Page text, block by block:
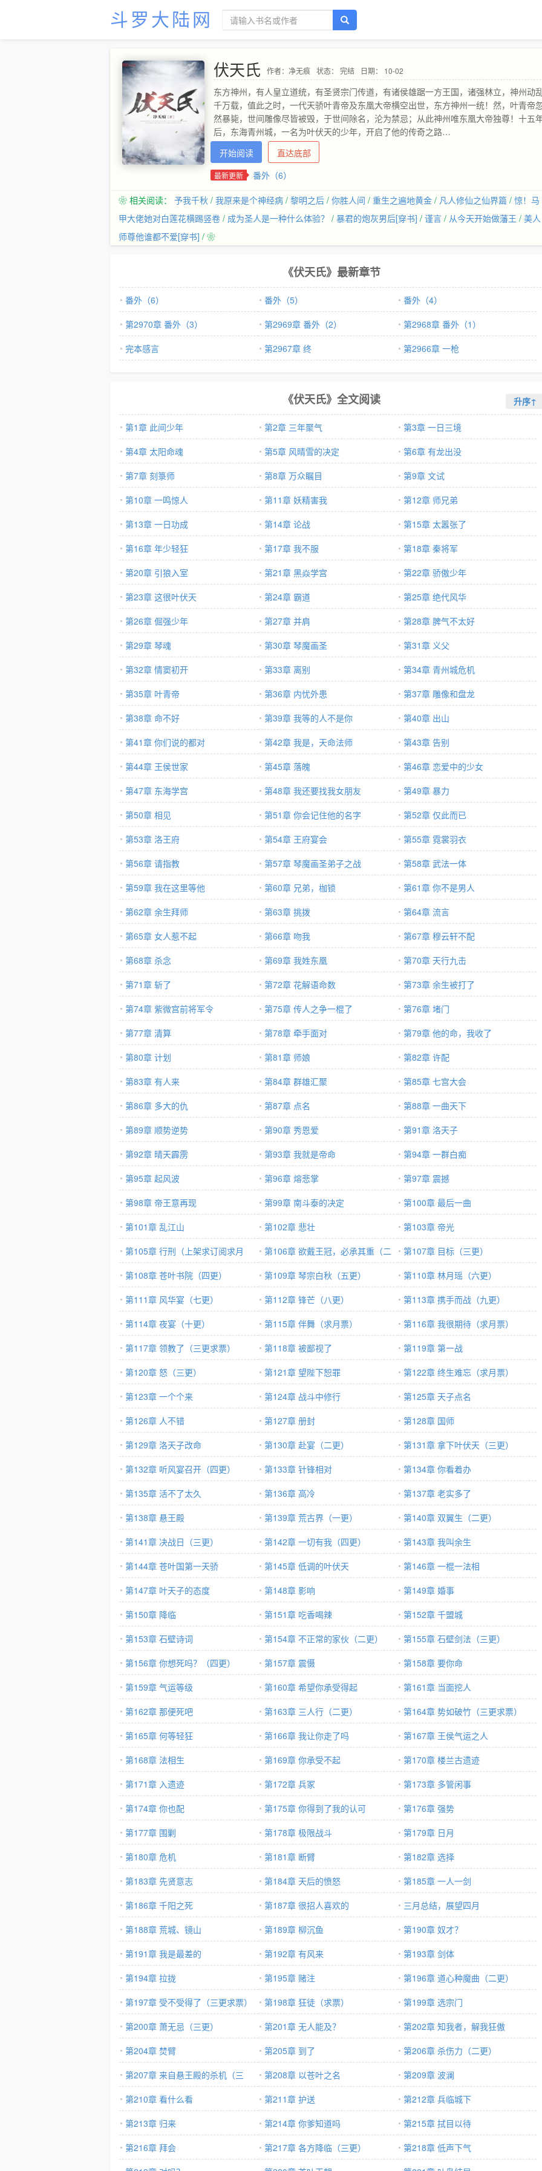
斗罗大陆网
伏天氏 作者：净无痕 状态： 完结 日期： 10-02
东方神州，有人皇立道统，有圣贤宗门传道，有诸侯雄踞一方王国，诸强林立，神州动
千万载，值此之时，一代天骄叶青帝及东凰大帝横空出世，东方神州一统！然，叶青帝
然暴毙，世间雕像尽皆被毁，于世间除名，沦为禁忌；从此神州唯东凰大帝独尊！十五
后，东海青州城，一名为叶伏天的少年，开启了他的传奇之路…
开始阅读
直达底部
最新更新 番外（6）
❀ 相关阅读： 予我千秋 / 我原来是个神经病 / 黎明之后 / 你胜人间 / 重生之遍地黄金 / 凡人修仙之仙界篇 / 惊！马
甲大佬她对白莲花横踢竖卷 / 成为圣人是一种什么体验？ / 暴君的炮灰男后[穿书] / 谨言 / 从今天开始做藩王 / 美人
师尊他谁都不爱[穿书] / ❀
《伏天氏》最新章节
番外（6） 番外（5）
番外（4）
第2970章 番外（3）
第2969章 番外（2）
第2968章 番外（1）
完本感言
第2967章 终 第2966章 一枪
《伏天氏》全文阅读 升序↑
第1章 此间少年 第2章 三年聚气
第3章 一日三境
第4章 太阳命魂
第5章 风晴雪的决定
第6章 有龙出没
第7章 刻箓师
第8章 万众瞩目
第9章 文试
第10章 一鸣惊人
第11章 妖精害我
第12章 师兄弟
第13章 一日功成
第14章 论战
第15章 太嚣张了
第16章 年少轻狂
第17章 我不服
第18章 秦将军
第20章 引狼入室
第21章 黑焱学宫
第22章 骄傲少年
第23章 这很叶伏天
第24章 霸道
第25章 绝代风华
第26章 倔强少年
第27章 并肩
第28章 脾气不太好
第29章 琴魂
第30章 琴魔画圣
第31章 义父
第32章 情窦初开
第33章 离别
第34章 青州城危机
第35章 叶青帝
第36章 内忧外患
第37章 雕像和盘龙
第38章 命不好
第39章 我等的人不是你
第40章 出山
第41章 你们说的都对
第42章 我是，天命法师
第43章 告别
第44章 王侯世家
第45章 落魄
第46章 恋爱中的少女
第47章 东海学宫
第48章 我还要找我女朋友
第49章 暴力
第50章 相见
第51章 你会记住他的名字
第52章 仅此而已
第53章 洛王府
第54章 王府宴会
第55章 霓裳羽衣
第56章 请指教
第57章 琴魔画圣弟子之战
第58章 武法一体
第59章 我在这里等他
第60章 兄弟，枷锁
第61章 你不是男人
第62章 余生拜师
第63章 挑拨
第64章 流言
第65章 女人惹不起
第66章 吻我
第67章 穆云轩不配
第68章 杀念
第69章 我姓东凰
第70章 天行九击
第71章 斩了
第72章 花解语命数
第73章 余生被打了
第74章 紫微宫前将军令
第75章 传人之争一棍了
第76章 堵门
第77章 清算
第78章 牵手面对
第79章 他的命，我收了
第80章 计划
第81章 师娘
第82章 许配
第83章 有人来
第84章 群雄汇聚
第85章 七宫大会
第86章 多大的仇
第87章 点名
第88章 一曲天下
第89章 顺势逆势
第90章 秀恩爱
第91章 洛天子
第92章 晴天霹雳
第93章 我就是帝命
第94章 一群白痴
第95章 起风波
第96章 熔悲掌
第97章 震撼
第98章 帝王意再现
第99章 南斗泰的决定
第100章 最后一曲
第101章 乱江山
第102章 悲壮
第103章 帝光
第105章 行刑（上架求订阅求月
票）
第106章 欲戴王冠，必承其重（二
更）
第107章 目标（三更）
第108章 苍叶书院（四更）
第109章 琴宗白秋（五更）
第110章 林月瑶（六更）
第111章 风华宴（七更）
第112章 锋芒（八更）
第113章 携手而战（九更）
第114章 夜宴（十更）
第115章 伴舞（求月票）
第116章 我很期待（求月票）
第117章 领教了（三更求票）
第118章 被鄙视了
第119章 第一战
第120章 怒（三更）
第121章 望陛下恕罪
第122章 终生难忘（求月票）
第123章 一个个来
第124章 战斗中修行
第125章 天子点名
第126章 人不错
第127章 册封
第128章 国师
第129章 洛天子改命
第130章 赴宴（二更）
第131章 拿下叶伏天（三更）
第132章 听风宴召开（四更）
第133章 针锋相对
第134章 你看着办
第135章 活不了太久
第136章 高冷
第137章 老实多了
第138章 悬王殿
第139章 荒古界（一更）
第140章 双翼生（二更）
第141章 决战日（三更）
第142章 一切有我（四更）
第143章 我叫余生
第144章 苍叶国第一天骄
第145章 低调的叶伏天
第146章 一棍一法相
第147章 叶天子的态度
第148章 影响
第149章 婚事
第150章 降临
第151章 吃香喝辣
第152章 千盟城
第153章 石壁诗词
第154章 不正常的家伙（二更）
第155章 石壁剑法（三更）
第156章 你想死吗？（四更）
第157章 震慑
第158章 要你命
第159章 气运等级
第160章 希望你承受得起
第161章 当面挖人
第162章 那便死吧
第163章 三人行（二更）
第164章 势如破竹（三更求票）
第165章 何等轻狂
第166章 我让你走了吗
第167章 王侯气运之人
第168章 法相生
第169章 你承受不起
第170章 楼兰古遗迹
第171章 入遗迹
第172章 兵冢
第173章 多管闲事
第174章 你也配
第175章 你得到了我的认可
第176章 强势
第177章 围剿
第178章 极限战斗
第179章 日月
第180章 危机
第181章 断臂
第182章 选择
第183章 先贤意志
第184章 天后的愤怒
第185章 一人一剑
第186章 千阳之死
第187章 很招人喜欢的
三月总结，展望四月
第188章 荒城、镜山
第189章 柳沉鱼
第190章 奴才？
第191章 我是最差的
第192章 有风来
第193章 剑体
第194章 拉拢
第195章 赌注
第196章 道心种魔曲（二更）
第197章 受不受得了（三更求票）
第198章 狂徒（求票）
第199章 选宗门
第200章 萧无忌（三更）
第201章 无人能及？
第202章 知我者，解我狂傲
第204章 焚臂
第205章 到了
第206章 杀伤力（二更）
第207章 来自悬王殿的杀机（三
更）
第208章 以苍叶之名
第209章 波澜
第210章 看什么看
第211章 护送
第212章 兵临城下
第213章 归来
第214章 你爹知道吗
第215章 拭目以待
第216章 拜会
第217章 各方降临（三更）
第218章 低声下气